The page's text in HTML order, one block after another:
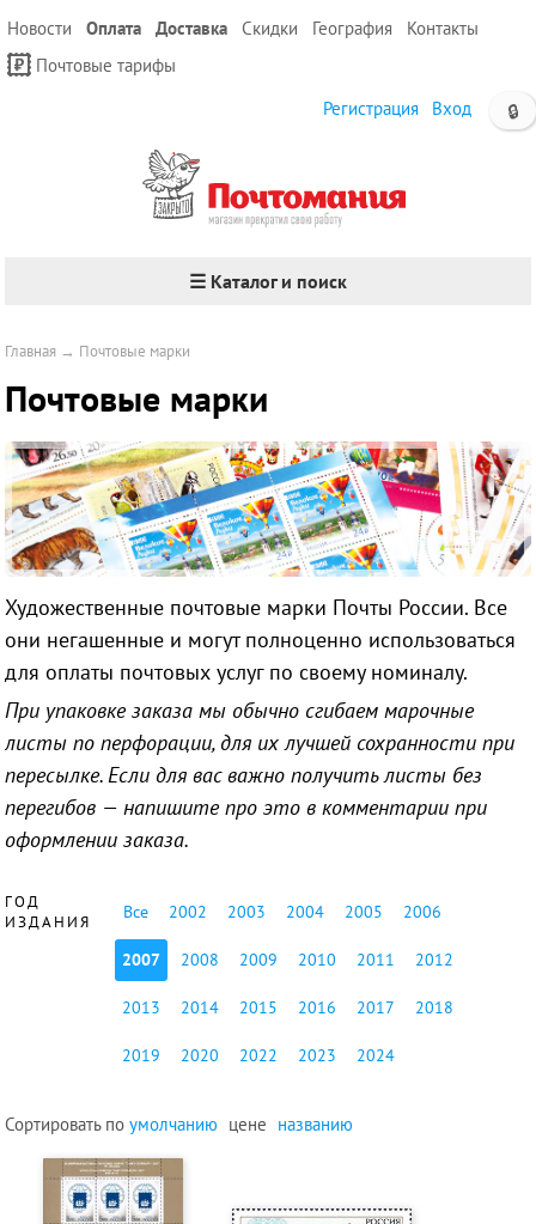
Новости Оплата Доставка Скидки География
Контакты
Почтовые тарифы
🔒
Регистрация Вход
☰ Каталог и поиск
Главная → Почтовые марки
Почтовые марки
Художественные почтовые марки Почты России. Все
они негашенные и могут полноценно использоваться
для оплаты почтовых услуг по своему номиналу.
При упаковке заказа мы обычно сгибаем марочные
листы по перфорации, для их лучшей сохранности при
пересылке. Если для вас важно получить листы без
перегибов — напишите про это в комментарии при
оформлении заказа.
ГОД
ИЗДАНИЯ
Все 2002 2003 2004 2005 2006
2007 2008 2009 2010 2011 2012
2013 2014 2015 2016 2017 2018
2019 2020 2022 2023 2024
Сортировать поумолчанию цене названию